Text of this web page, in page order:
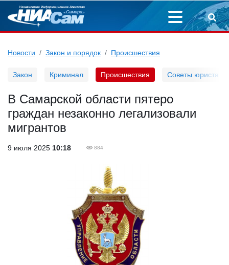
Новости Закон и порядок Происшествия
Закон Криминал Происшествия Советы юриста
В Самарской области пятеро
граждан незаконно легализовали
мигрантов
9 июля 2025 10:18 884